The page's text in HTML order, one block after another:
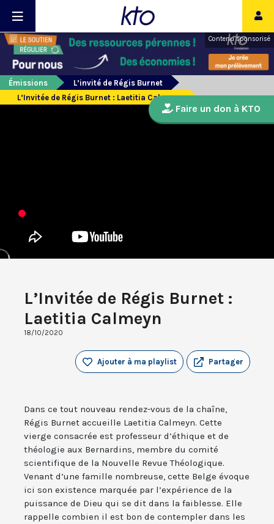
Contenu sponsorisé
Émissions
L’invité de Régis Burnet
L’Invitée de Régis Burnet : Laetitia Calmeyn
L’Invitée de Régis Burnet :
Laetitia Calmeyn
18/10/2020
Partager
Ajouter à ma playlist
Dans ce tout nouveau rendez-vous de la chaîne,
Régis Burnet accueille Laetitia Calmeyn. Cette
vierge consacrée est professeur d’éthique et de
théologie aux Bernardins, membre du comité
scientifique de la Nouvelle Revue Théologique.
Venant d’une famille nombreuse, cette Belge évoque
ici son existence marquée par l’expérience de la
puissance de Dieu qui se dit dans la faiblesse. Elle
rappelle combien il est bon de contempler dans les
Faire un don à KTO